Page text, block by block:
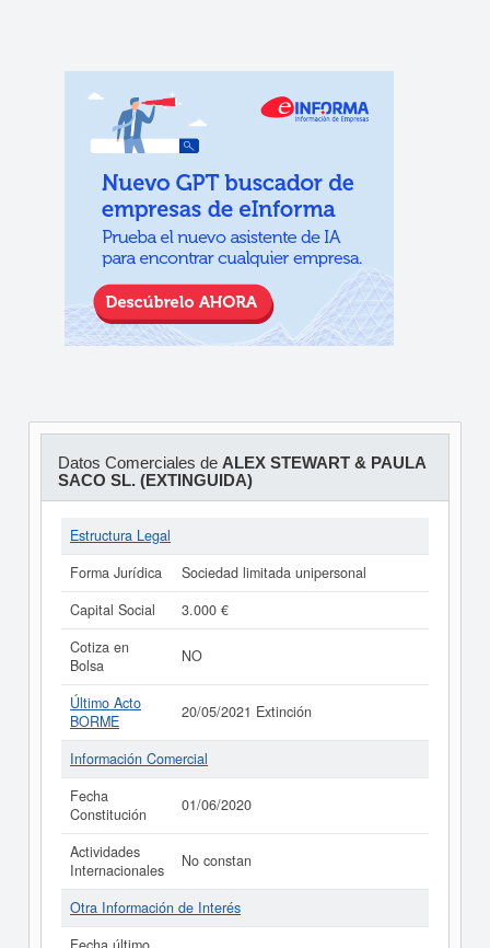
Datos Comerciales de ALEX STEWART & PAULA
SACO SL. (EXTINGUIDA)
Estructura Legal
Forma Jurídica
Sociedad limitada unipersonal
Capital Social
3.000 €
Cotiza en
Bolsa
NO
Último Acto
BORME
20/05/2021 Extinción
Información Comercial
Fecha
Constitución
01/06/2020
Actividades
Internacionales
No constan
Otra Información de Interés